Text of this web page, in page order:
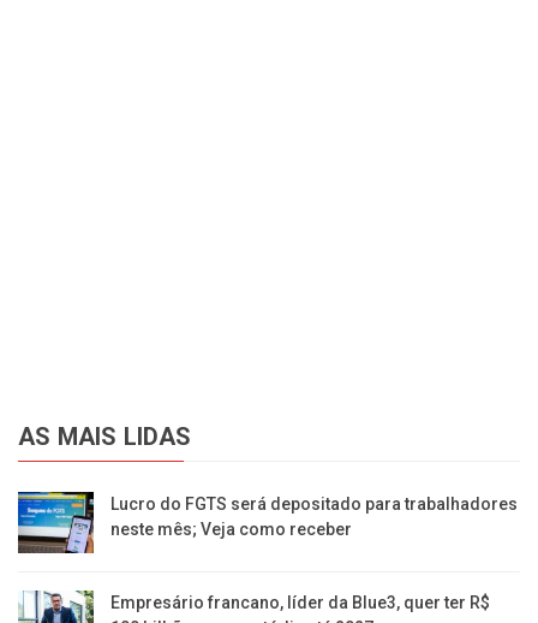
AS MAIS LIDAS
Lucro do FGTS será depositado para trabalhadores
neste mês; Veja como receber
Empresário francano, líder da Blue3, quer ter R$